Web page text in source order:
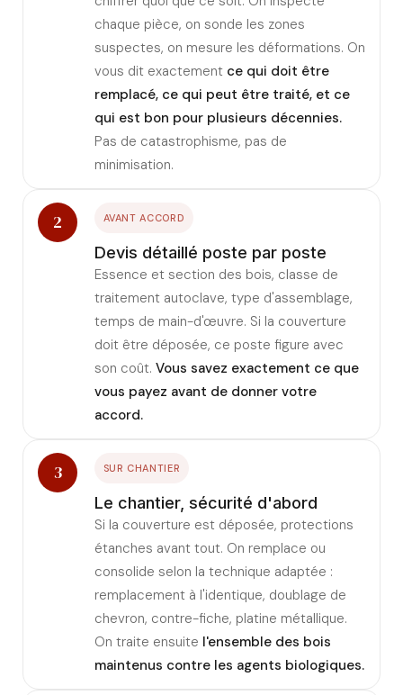
chaque pièce, on sonde les zones
suspectes, on mesure les déformations. On
vous dit exactement ce qui doit être
remplacé, ce qui peut être traité, et ce
qui est bon pour plusieurs décennies.
Pas de catastrophisme, pas de
minimisation.
2 AVANT ACCORD
Devis détaillé poste par poste
Essence et section des bois, classe de
traitement autoclave, type d'assemblage,
temps de main-d'œuvre. Si la couverture
doit être déposée, ce poste figure avec
son coût. Vous savez exactement ce que
vous payez avant de donner votre
accord.
3 SUR CHANTIER
Le chantier, sécurité d'abord
Si la couverture est déposée, protections
étanches avant tout. On remplace ou
consolide selon la technique adaptée :
remplacement à l'identique, doublage de
chevron, contre-fiche, platine métallique.
On traite ensuite l'ensemble des bois
maintenus contre les agents biologiques.